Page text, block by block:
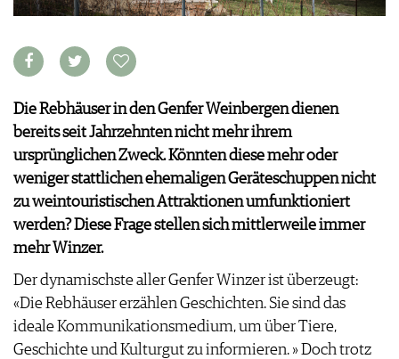
MEDIATHEK
VIDEOS
BILDSTRECKEN
BÜCHER
WEINWIRTSCHAFT
PORTRAITS
VINOPHILES
ARCHIV
ANMELDEN
AWARDS
GEWINNSPIELE
VORTEILSWELT
TRINKREIFETABELLE
ABO
WEINSUCHE
NEWSLETTER
Die Rebhäuser in den Genfer Weinbergen dienen
bereits seit Jahrzehnten nicht mehr ihrem
ursprünglichen Zweck. Könnten diese mehr oder
weniger stattlichen ehemaligen Geräteschuppen nicht
zu weintouristischen Attraktionen umfunktioniert
werden? Diese Frage stellen sich mittlerweile immer
mehr Winzer.
Der dynamischste aller Genfer Winzer ist überzeugt:
«Die Rebhäuser erzählen Geschichten. Sie sind das
ideale Kommunikationsmedium, um über Tiere,
Geschichte und Kulturgut zu informieren. » Doch trotz